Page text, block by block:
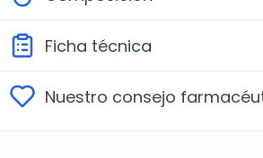
Ficha técnica
Nuestro consejo